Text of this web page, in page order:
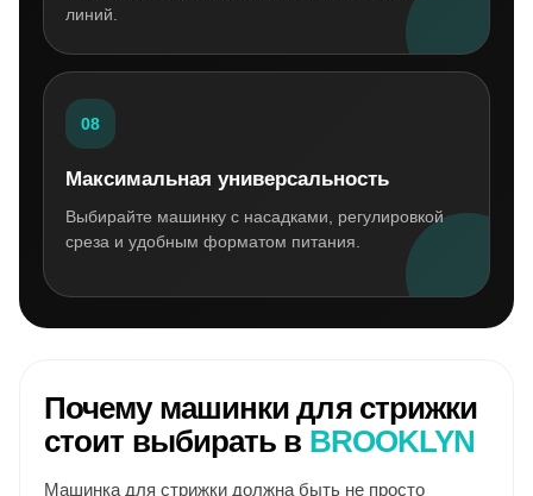
линий.
08
Максимальная универсальность
Выбирайте машинку с насадками, регулировкой
среза и удобным форматом питания.
Почему машинки для стрижки
стоит выбирать в BROOKLYN
Машинка для стрижки должна быть не просто